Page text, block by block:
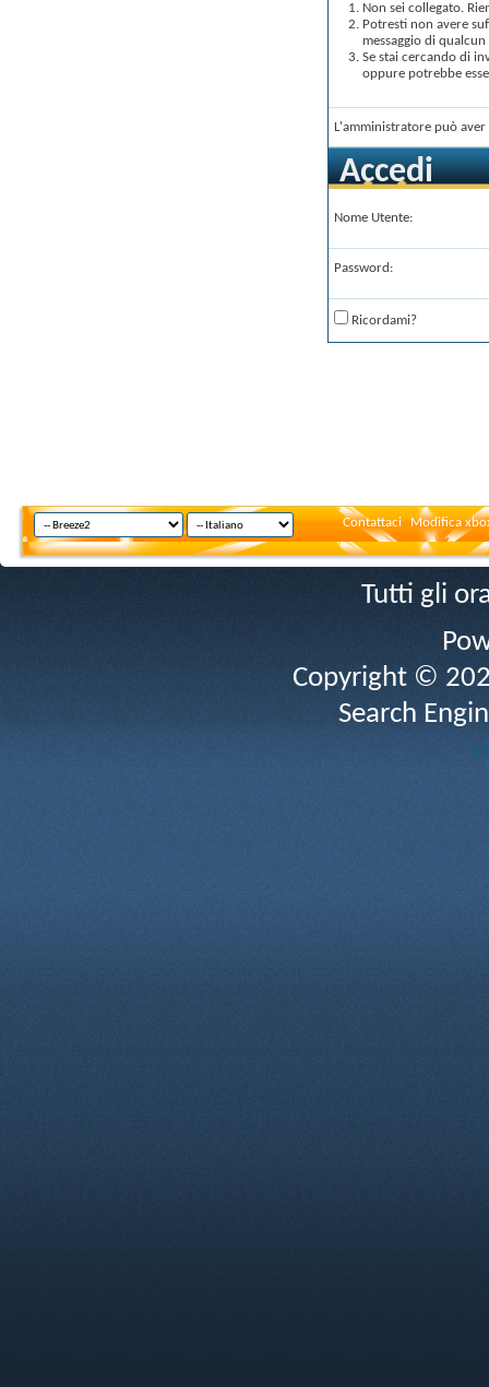
Non sei collegato.
Potresti non avere
messaggio di
Se stai cercando di
oppure potrebbe
L'amministratore può
Accedi
Nome Utente:
Password:
Ricordami?
Contattaci Modifica
Tutti gli
Copyright ©
Search